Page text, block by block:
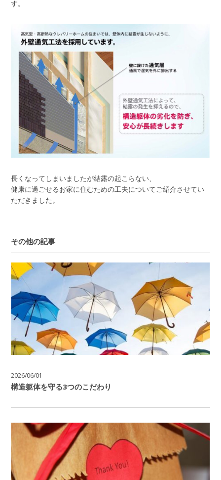
す。
長くなってしまいましたが結露の起こらない、
健康に過ごせるお家に住むための工夫についてご紹介させてい
ただきました。
その他の記事
2026/06/01
構造躯体を守る3つのこだわり